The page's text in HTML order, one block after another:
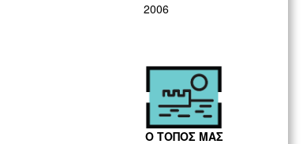
2006
Ο ΤΟΠΟΣ ΜΑΣ